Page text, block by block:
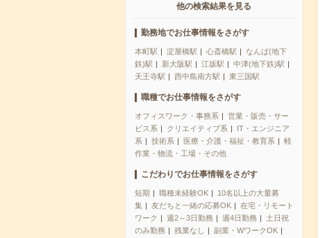
他の検索結果を見る
勤務地でお仕事情報をさがす
本町駅 淀屋橋駅 心斎橋駅
なんば(地下
鉄)駅
新大阪駅 江坂駅
中津(地下鉄)駅
天王寺駅
西中島南方駅 東三国駅
職種でお仕事情報をさがす
オフィスワーク・事務系
営業・販売・サー
ビス系
クリエイティブ系
IT・エンジニア
系
技術系 医療・介護・福祉・教育系
軽
作業・物流・工場・その他
こだわりでお仕事情報をさがす
短期 職種未経験OK
10名以上の大量募
集
友だちと一緒の応募OK
在宅・リモート
ワーク
週2～3日勤務 週4日勤務
土日祝
のみ勤務
残業なし
副業・WワークOK